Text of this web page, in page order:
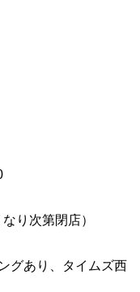
り次第閉店）
グあり、タイムズ西